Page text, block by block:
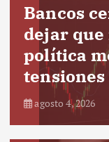
Bancos
dejar
política
agosto 4, 2026